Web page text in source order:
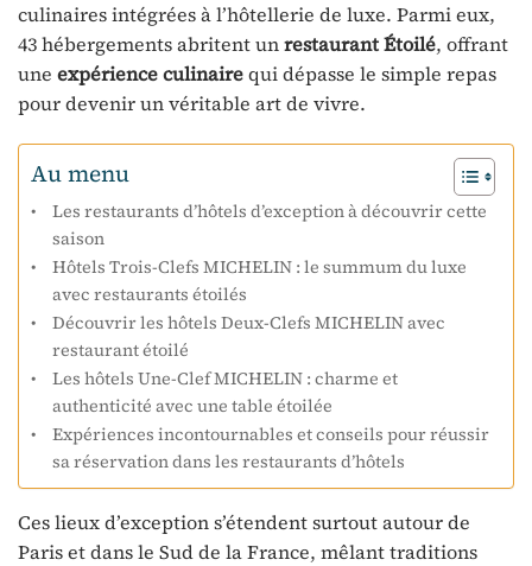
culinaires intégrées à l’hôtellerie de luxe. Parmi eux,
43 hébergements abritent unrestaurant Étoilé, offrant
une expérience culinairequi dépasse le simple repas
pour devenir un véritable art de vivre.
Au menu
Les restaurants d’hôtels d’exception à découvrir cette
saison
Hôtels Trois-Clefs MICHELIN : le summum du luxe
avec restaurants étoilés
Découvrir les hôtels Deux-Clefs MICHELIN avec
restaurant étoilé
Les hôtels Une-Clef MICHELIN : charme et
authenticité avec une table étoilée
Expériences incontournables et conseils pour réussir
sa réservation dans les restaurants d’hôtels
Ces lieux d’exception s’étendent surtout autour de
Paris et dans le Sud de la France, mêlant traditions